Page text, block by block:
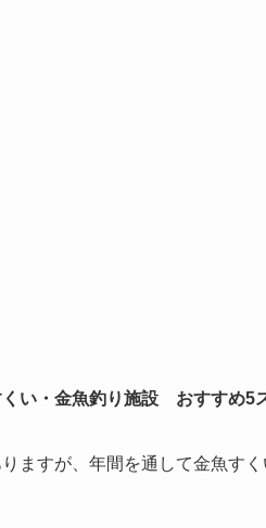
い・金魚釣り施設 おすすめ5
ますが、年間を通して金魚す